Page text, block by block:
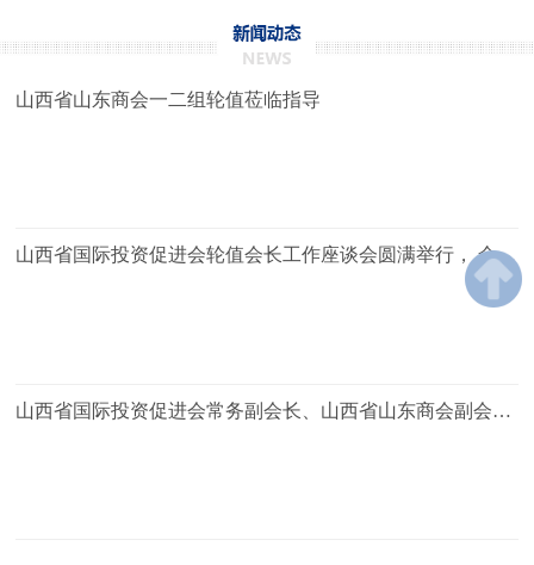
山西省山东商会一二组轮值莅临指导
山西省国际投资促进会轮值会长工作座谈会圆满举行， 全体
山西省国际投资促进会常务副会长、山西省山东商会副会